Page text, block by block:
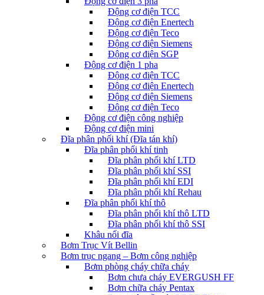
Động cơ điện TCC
Động cơ điện Enertech
Động cơ điện Teco
Động cơ điện Siemens
Động cơ điện SGP
Động cơ điện 1 pha
Động cơ điện TCC
Động cơ điện Enertech
Động cơ điện Siemens
Động cơ điện Teco
Động cơ điện công nghiệp
Động cơ điện mini
Đĩa phân phối khí (Đĩa tán khí)
Đĩa phân phối khí tinh
Đĩa phân phối khí LTD
Đĩa phân phối khí SSI
Đĩa phân phối khí EDI
Đĩa phân phối khí Rehau
Đĩa phân phối khí thô
Đĩa phân phối khí thô LTD
Đĩa phân phối khí thô SSI
Khâu nối đĩa
Bơm Trục Vít Bellin
Bơm trục ngang – Bơm công nghiệp
Bơm phòng cháy chữa cháy
Bơm chưa cháy EVERGUSH FF
Bơm chữa cháy Pentax